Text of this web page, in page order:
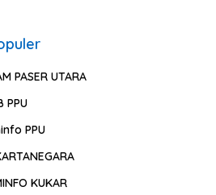
PASER UTARA
PPU
PPU
KUKAR